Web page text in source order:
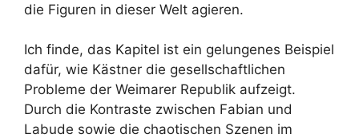
die Figuren in dieser Welt agieren.
Ich finde, das Kapitel ist ein gelungenes Beispiel
dafür, wie Kästner die gesellschaftlichen
Probleme der Weimarer Republik aufzeigt.
Durch die Kontraste zwischen Fabian und
Labude sowie die chaotischen Szenen im